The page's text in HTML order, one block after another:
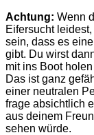
Achtung: Wenn
Eifersucht
sein, dass es
gibt. Du wirst
mit ins Boot
Das ist ganz
einer neutralen
frage absichtlich
aus deinem
sehen würde.